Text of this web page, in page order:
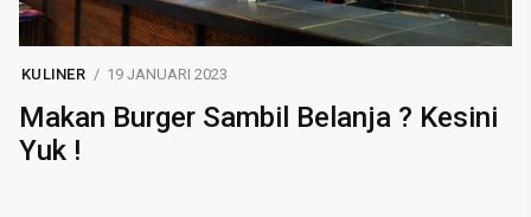
KULINER 19 JANUARI 2023
Makan Burger Sambil Belanja ? Kesini
Yuk !